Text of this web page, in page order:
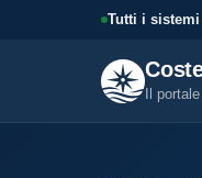
Tutti i
Il